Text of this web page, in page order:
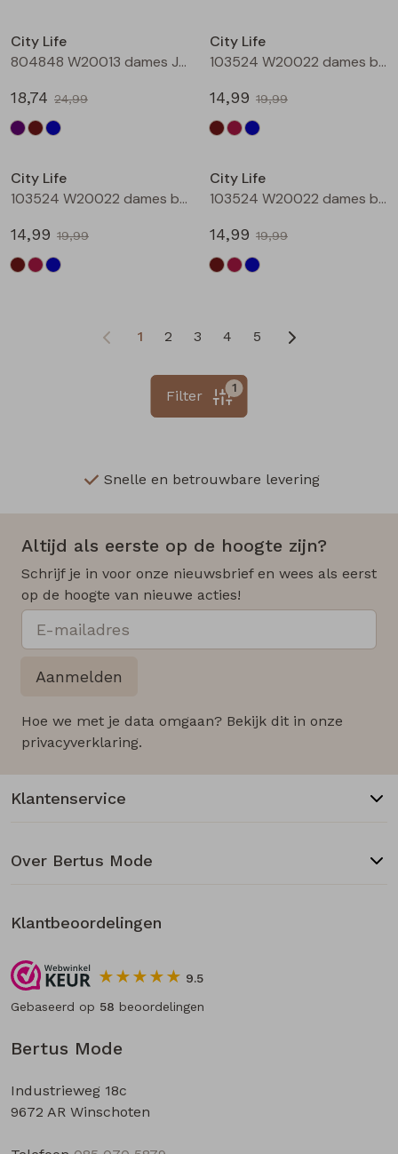
City Life
804848 W20013 dames Jurk Petrol
18,74 24,99
City Life
103524 W20022 dames bloese km Bruin donker
14,99 19,99
City Life
103524 W20022 dames bloese km Wijnrood
14,99 19,99
City Life
103524 W20022 dames bloese km Marine
14,99 19,99
1 2 3 4 5
1
Filter
Snelle en betrouwbare levering
Altijd als eerste op de hoogte zijn?
Schrijf je in voor onze nieuwsbrief en wees als eerst
op de hoogte van nieuwe acties!
Aanmelden
Hoe we met je data omgaan? Bekijk dit in onze
privacyverklaring.
Bertus Mode
Industrieweg 18c
9672 AR Winschoten
Klantenservice
Over Bertus Mode
Klantbeoordelingen
9.5
Gebaseerd op 58 beoordelingen